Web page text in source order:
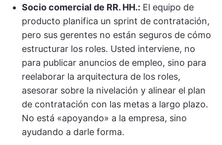
Socio comercial de RR. HH.: El equipo de
producto planifica un sprint de contratación,
pero sus gerentes no están seguros de cómo
estructurar los roles. Usted interviene, no
para publicar anuncios de empleo, sino para
reelaborar la arquitectura de los roles,
asesorar sobre la nivelación y alinear el plan
de contratación con las metas a largo plazo.
No está «apoyando» a la empresa, sino
ayudando a darle forma.